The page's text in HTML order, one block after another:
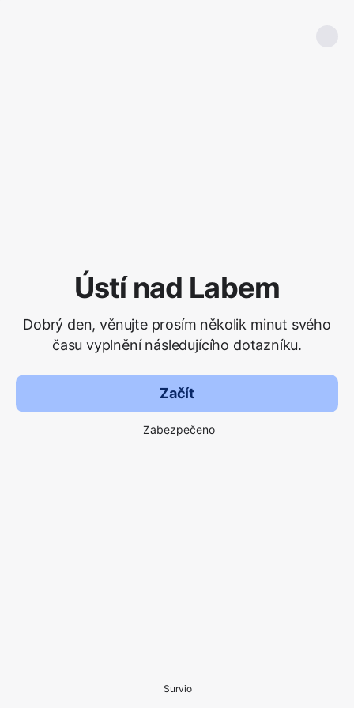
Ústí nad Labem
Dobrý den, věnujte prosím několik minut svého
času vyplnění následujícího dotazníku.
Začít
Zabezpečeno
Survio